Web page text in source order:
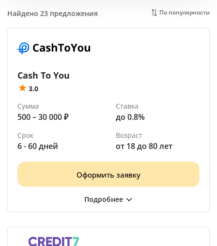
Найдено 23 предложения По популярности
Cash To You
3.0
Сумма
500 – 30 000 ₽
Ставка
до 0.8%
Срок
6 - 60 дней
Возраст
от 18 до 80 лет
Оформить заявку